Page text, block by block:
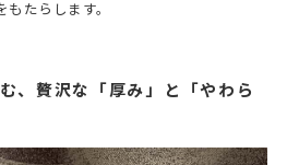
たらします。
、贅沢な「厚み」と「やわら